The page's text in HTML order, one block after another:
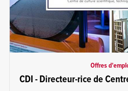
Offres
CDI - Directeur-rice de